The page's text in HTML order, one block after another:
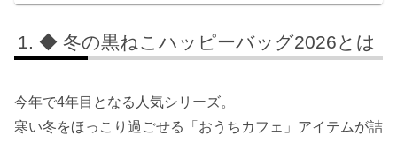
◆ 冬の黒ねこハッピーバッグ2026とは
今年で4年目となる人気シリーズ。
寒い冬をほっこり過ごせる「おうちカフェ」アイテムが詰